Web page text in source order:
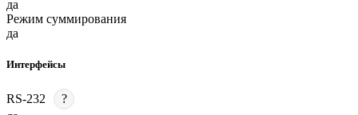
да
Режим суммирования
да
Интерфейсы
RS-232
?